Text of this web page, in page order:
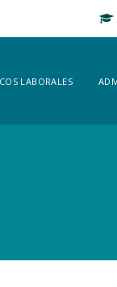
LABORALES